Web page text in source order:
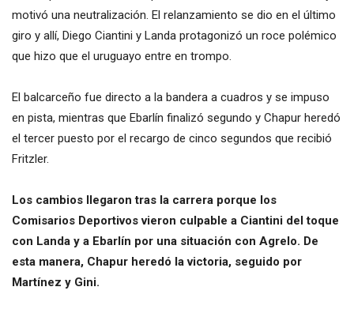
motivó una neutralización. El relanzamiento se dio en el último
giro y allí, Diego Ciantini y Landa protagonizó un roce polémico
que hizo que el uruguayo entre en trompo.
El balcarceño fue directo a la bandera a cuadros y se impuso
en pista, mientras que Ebarlín finalizó segundo y Chapur heredó
el tercer puesto por el recargo de cinco segundos que recibió
Fritzler.
Los cambios llegaron tras la carrera porque los
Comisarios Deportivos vieron culpable a Ciantini del toque
con Landa y a Ebarlín por una situación con Agrelo. De
esta manera, Chapur heredó la victoria, seguido por
Martínez y Gini.